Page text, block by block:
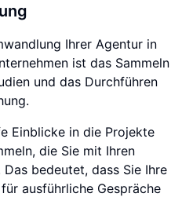
Ihrer Agentur in
ist das Sammeln
und das Durchführen
Einblicke in die Projekte
die Sie mit Ihren
bedeutet, dass Sie Ihre
ausführliche Gespräche